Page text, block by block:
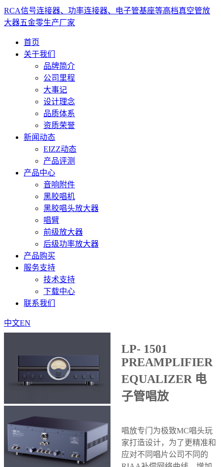
RCA信号连接器、功率连接器、电子管基座等高档真空管放
大器五金零生产厂家
首页
关于我们
品牌简介
公司里程
大事记
设计理念
品质体系
资质荣誉
新闻动态
EIZZ动态
产品评测
产品中心
音响附件
黑胶唱机
黑胶唱头放大器
唱臂
前级放大器
后级功率放大器
产品购买
服务支持
技术支持
下载中心
联系我们
中文EN
LP- 1501
PREAMPLIFIER
EQUALIZER 电
子管唱放
唱放专门为极致MC唱头玩
家打造设计，为了更精准和
应对不同唱片公司不同的